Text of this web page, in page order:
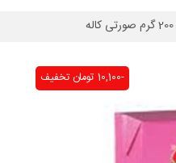
تخفیف -10,100 تومان